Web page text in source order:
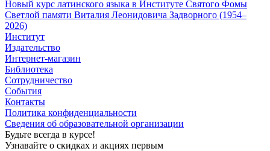
Новый курс латинского языка в Институте Святого Фомы
Светлой памяти Виталия Леонидовича Задворного (1954–
2026)
Институт
Издательство
Интернет-магазин
Библиотека
Сотрудничество
События
Контакты
Политика конфиденциальности
Сведения об образовательной организации
Будьте всегда в курсе!
Узнавайте о скидках и акциях первым